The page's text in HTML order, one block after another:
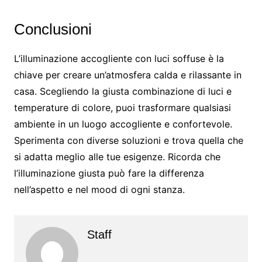
Conclusioni
L’illuminazione accogliente con luci soffuse è la
chiave per creare un’atmosfera calda e rilassante in
casa. Scegliendo la giusta combinazione di luci e
temperature di colore, puoi trasformare qualsiasi
ambiente in un luogo accogliente e confortevole.
Sperimenta con diverse soluzioni e trova quella che
si adatta meglio alle tue esigenze. Ricorda che
l’illuminazione giusta può fare la differenza
nell’aspetto e nel mood di ogni stanza.
Staff